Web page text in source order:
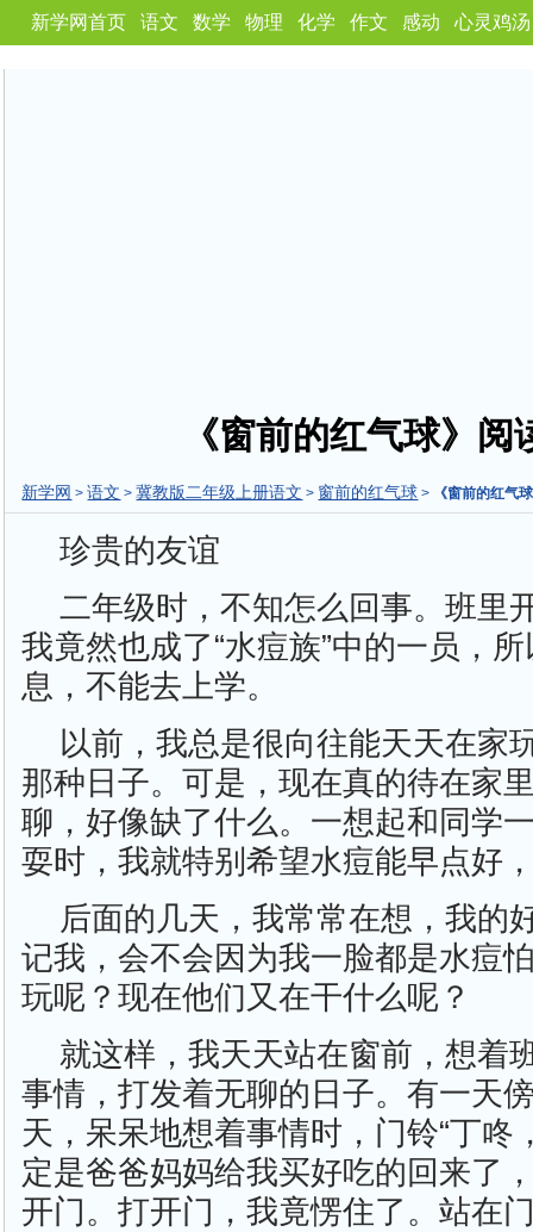
新学网首页 语文 数学 物理 化学 作文 感动 心灵鸡汤
《窗前的红气球》阅
新学网 >语文 >冀教版二年级上册语文 > 窗前的红气球 > 《窗前的红气
珍贵的友谊
二年级时，不知怎么回事。班里
我竟然也成了“水痘族”中的一员，
息，不能去上学。
以前，我总是很向往能天天在家
那种日子。可是，现在真的待在家
聊，好像缺了什么。一想起和同学
耍时，我就特别希望水痘能早点好
后面的几天，我常常在想，我的
记我，会不会因为我一脸都是水痘
玩呢？现在他们又在干什么呢？
就这样，我天天站在窗前，想着
事情，打发着无聊的日子。有一天
天，呆呆地想着事情时，门铃“丁咚
定是爸爸妈妈给我买好吃的回来了
开门。打开门，我竟愣住了。站在